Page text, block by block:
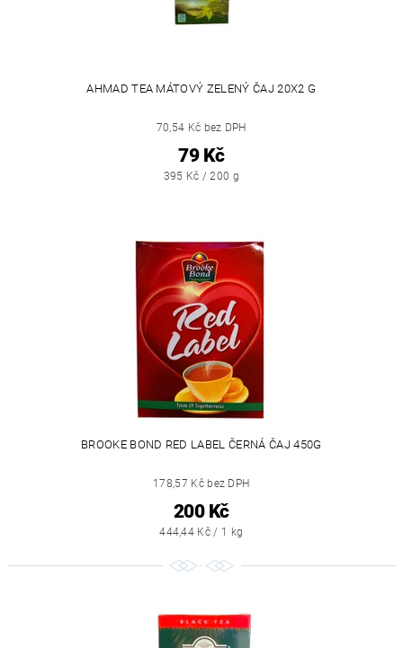
AHMAD TEA MÁTOVÝ ZELENÝ ČAJ 20X2 G
70,54 Kč bez DPH
79 Kč
395 Kč / 200 g
BROOKE BOND RED LABEL ČERNÁ ČAJ 450G
178,57 Kč bez DPH
200 Kč
444,44 Kč / 1 kg